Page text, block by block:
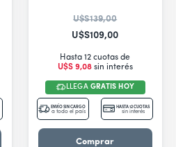
U$S139,00
U$S109,00
Hasta 12 cuotas de
U$S 9,08sin interés
LLEGAGRATIS HOY
ENVÍO SIN CARGO
a todo el país
HASTA 12 CUOTAS
sin interés
Comprar